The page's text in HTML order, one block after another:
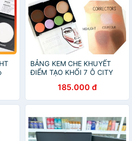
BẢNG KEM CHE KHUYẾT
ĐIỂM TẠO KHỐI 7 Ô CITY
185.000 đ